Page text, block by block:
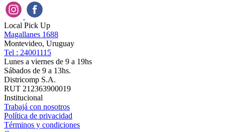
Local Pick Up
Magallanes 1688
Montevideo, Uruguay
Tel : 24001115
Lunes a viernes de 9 a 19hs
Sábados de 9 a 13hs.
Districomp S.A.
RUT 212363900019
Institucional
Trabajá con nosotros
Política de privacidad
Términos y condiciones